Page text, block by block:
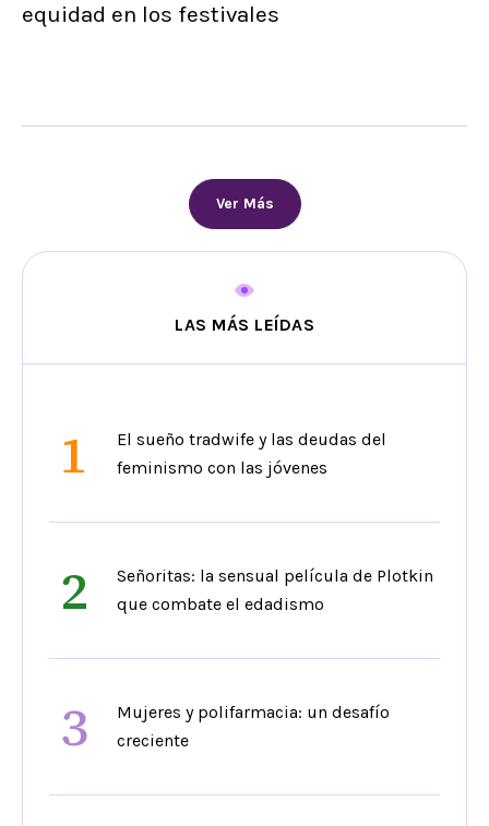
equidad en los festivales
Ver Más
LAS MÁS LEÍDAS
1
El sueño tradwife y las deudas del
feminismo con las jóvenes
2
Señoritas: la sensual película de Plotkin
que combate el edadismo
3
Mujeres y polifarmacia: un desafío
creciente